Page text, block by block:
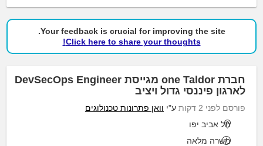
Your feedback is crucial for improving the site.
Click here to share your thoughts!
חברת one Taldor מגייסת DevSecOps Engineer
לארגון פיננסי גדול ויציב
פורסם לפני 2 דקות ע"י וואן פתרונות טכנולוגים
תל אביב יפו
משרה מלאה